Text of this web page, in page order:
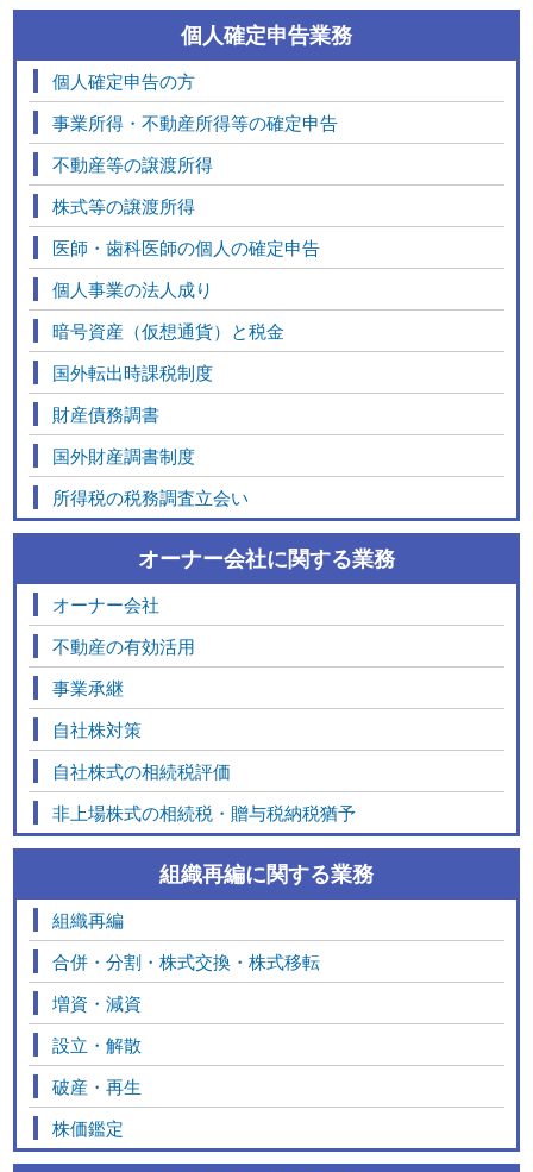
個人確定申告業務
個人確定申告の方
事業所得・不動産所得等の確定申告
不動産等の譲渡所得
株式等の譲渡所得
医師・歯科医師の個人の確定申告
個人事業の法人成り
暗号資産（仮想通貨）と税金
国外転出時課税制度
財産債務調書
国外財産調書制度
所得税の税務調査立会い
オーナー会社に関する業務
オーナー会社
不動産の有効活用
事業承継
自社株対策
自社株式の相続税評価
非上場株式の相続税・贈与税納税猶予
組織再編に関する業務
組織再編
合併・分割・株式交換・株式移転
増資・減資
設立・解散
破産・再生
株価鑑定